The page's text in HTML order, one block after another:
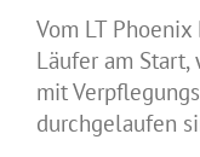
Vom LT
Läufer am
mit
durchgelaufen